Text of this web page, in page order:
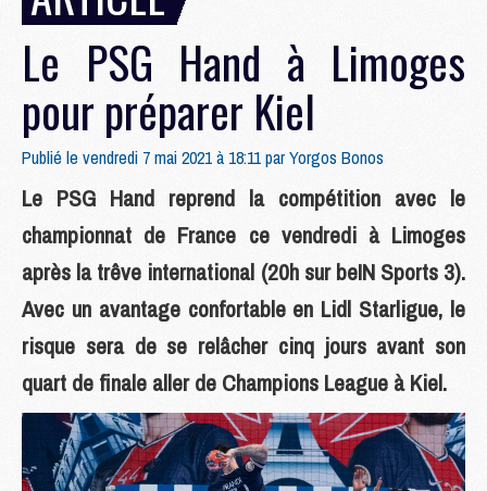
Le PSG Hand à Limoges
pour préparer Kiel
Publié le vendredi 7 mai 2021 à 18:11 parYorgos Bonos
Le PSG Hand reprend la compétition avec le
championnat de France ce vendredi à Limoges
après la trêve international (20h sur beIN Sports 3).
Avec un avantage confortable en Lidl Starligue, le
risque sera de se relâcher cinq jours avant son
quart de finale aller de Champions League à Kiel.